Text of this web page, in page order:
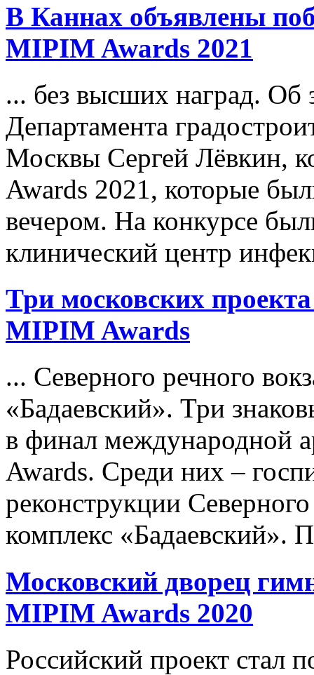
В Каннах объявлены
MIPIM Awards 2021
... без высших наград. Об
Департамента
Москвы Сергей Лёвкин,
Awards 2021, которые
вечером. На конкурсе
клинический центр
Три московских
MIPIM Awards
... Северного речного
«Бадаевский». Три
в финал международной
Awards. Среди них –
реконструкции
комплекс «Бадаевский».
Московский дворец
MIPIM Awards 2020
Российский проект стал